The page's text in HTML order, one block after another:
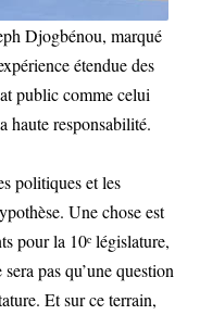
Djogbénou, marqué
étendue des
public comme celui
haute responsabilité.
politiques et les
Une chose est
pour la 10ᵉ législature,
pas qu’une question
Et sur ce terrain,